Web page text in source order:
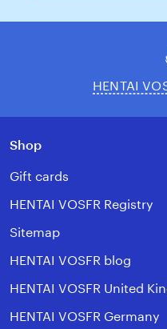
HENTAI
Shop
Gift cards
HENTAI VOSFR Registry
Sitemap
HENTAI VOSFR blog
HENTAI VOSFR United
HENTAI VOSFR Germany